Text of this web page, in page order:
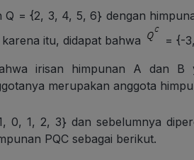
Q = {2, 3, 4, 5, 6} dengan
itu, didapat bahwa
= {-
irisan himpunan A dan B
merupakan anggota
0, 1, 2, 3} dan sebelumnya
PQC sebagai berikut.